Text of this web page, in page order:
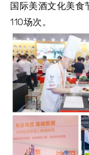
国际美酒文化美食
110场次。